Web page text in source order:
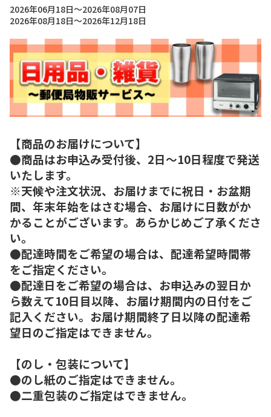
2026年06月18日～2026年08月07日
2026年08月18日～2026年12月18日
【商品のお届けについて】
●商品はお申込み受付後、2日～10日程度で発送
いたします。
※天候や注文状況、お届けまでに祝日・お盆期
間、年末年始をはさむ場合、お届けに日数がか
かることがございます。あらかじめご了承くださ
い。
●配達時間をご希望の場合は、配達希望時間帯
をご指定ください。
●配達日をご希望の場合は、お申込みの翌日か
ら数えて10日目以降、お届け期間内の日付をご
記入ください。お届け期間終了日以降の配達希
望日のご指定はできません。
【のし・包装について】
●のし紙のご指定はできません。
●二重包装のご指定はできません。